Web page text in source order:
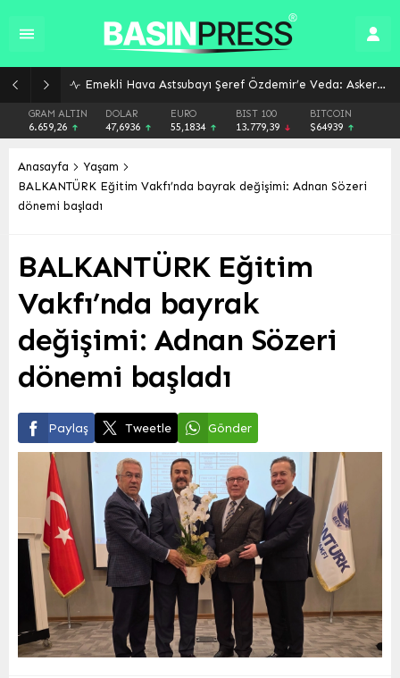
Emekli Hava Astsubayı Şeref Özdemir’e Veda: Askere Uğurlanışının Ardından Trajik Kaza Sonucu Kaybı
GRAM ALTIN
6.659,26
DOLAR
47,6936
EURO
55,1834
BIST 100
13.779,39
BITCOIN
$64939
Anasayfa
Yaşam
BALKANTÜRK Eğitim Vakfı’nda bayrak değişimi: Adnan Sözeri
dönemi başladı
BALKANTÜRK Eğitim
Vakfı’nda bayrak
değişimi: Adnan Sözeri
dönemi başladı
Paylaş Tweetle Gönder